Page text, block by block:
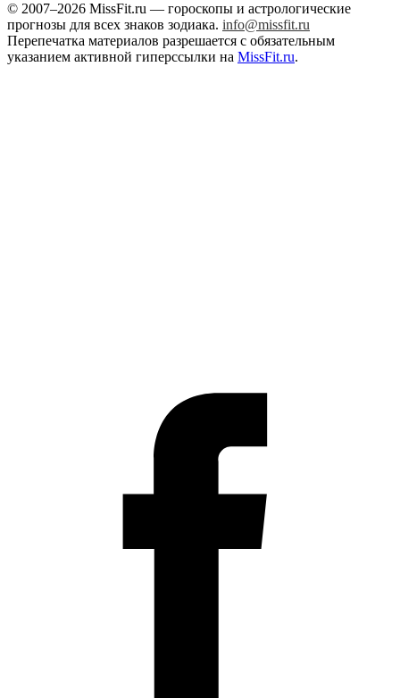
© 2007–2026 MissFit.ru — гороскопы и астрологические
прогнозы для всех знаков зодиака. info@missfit.ru
Перепечатка материалов разрешается с обязательным
указанием активной гиперссылки на MissFit.ru.